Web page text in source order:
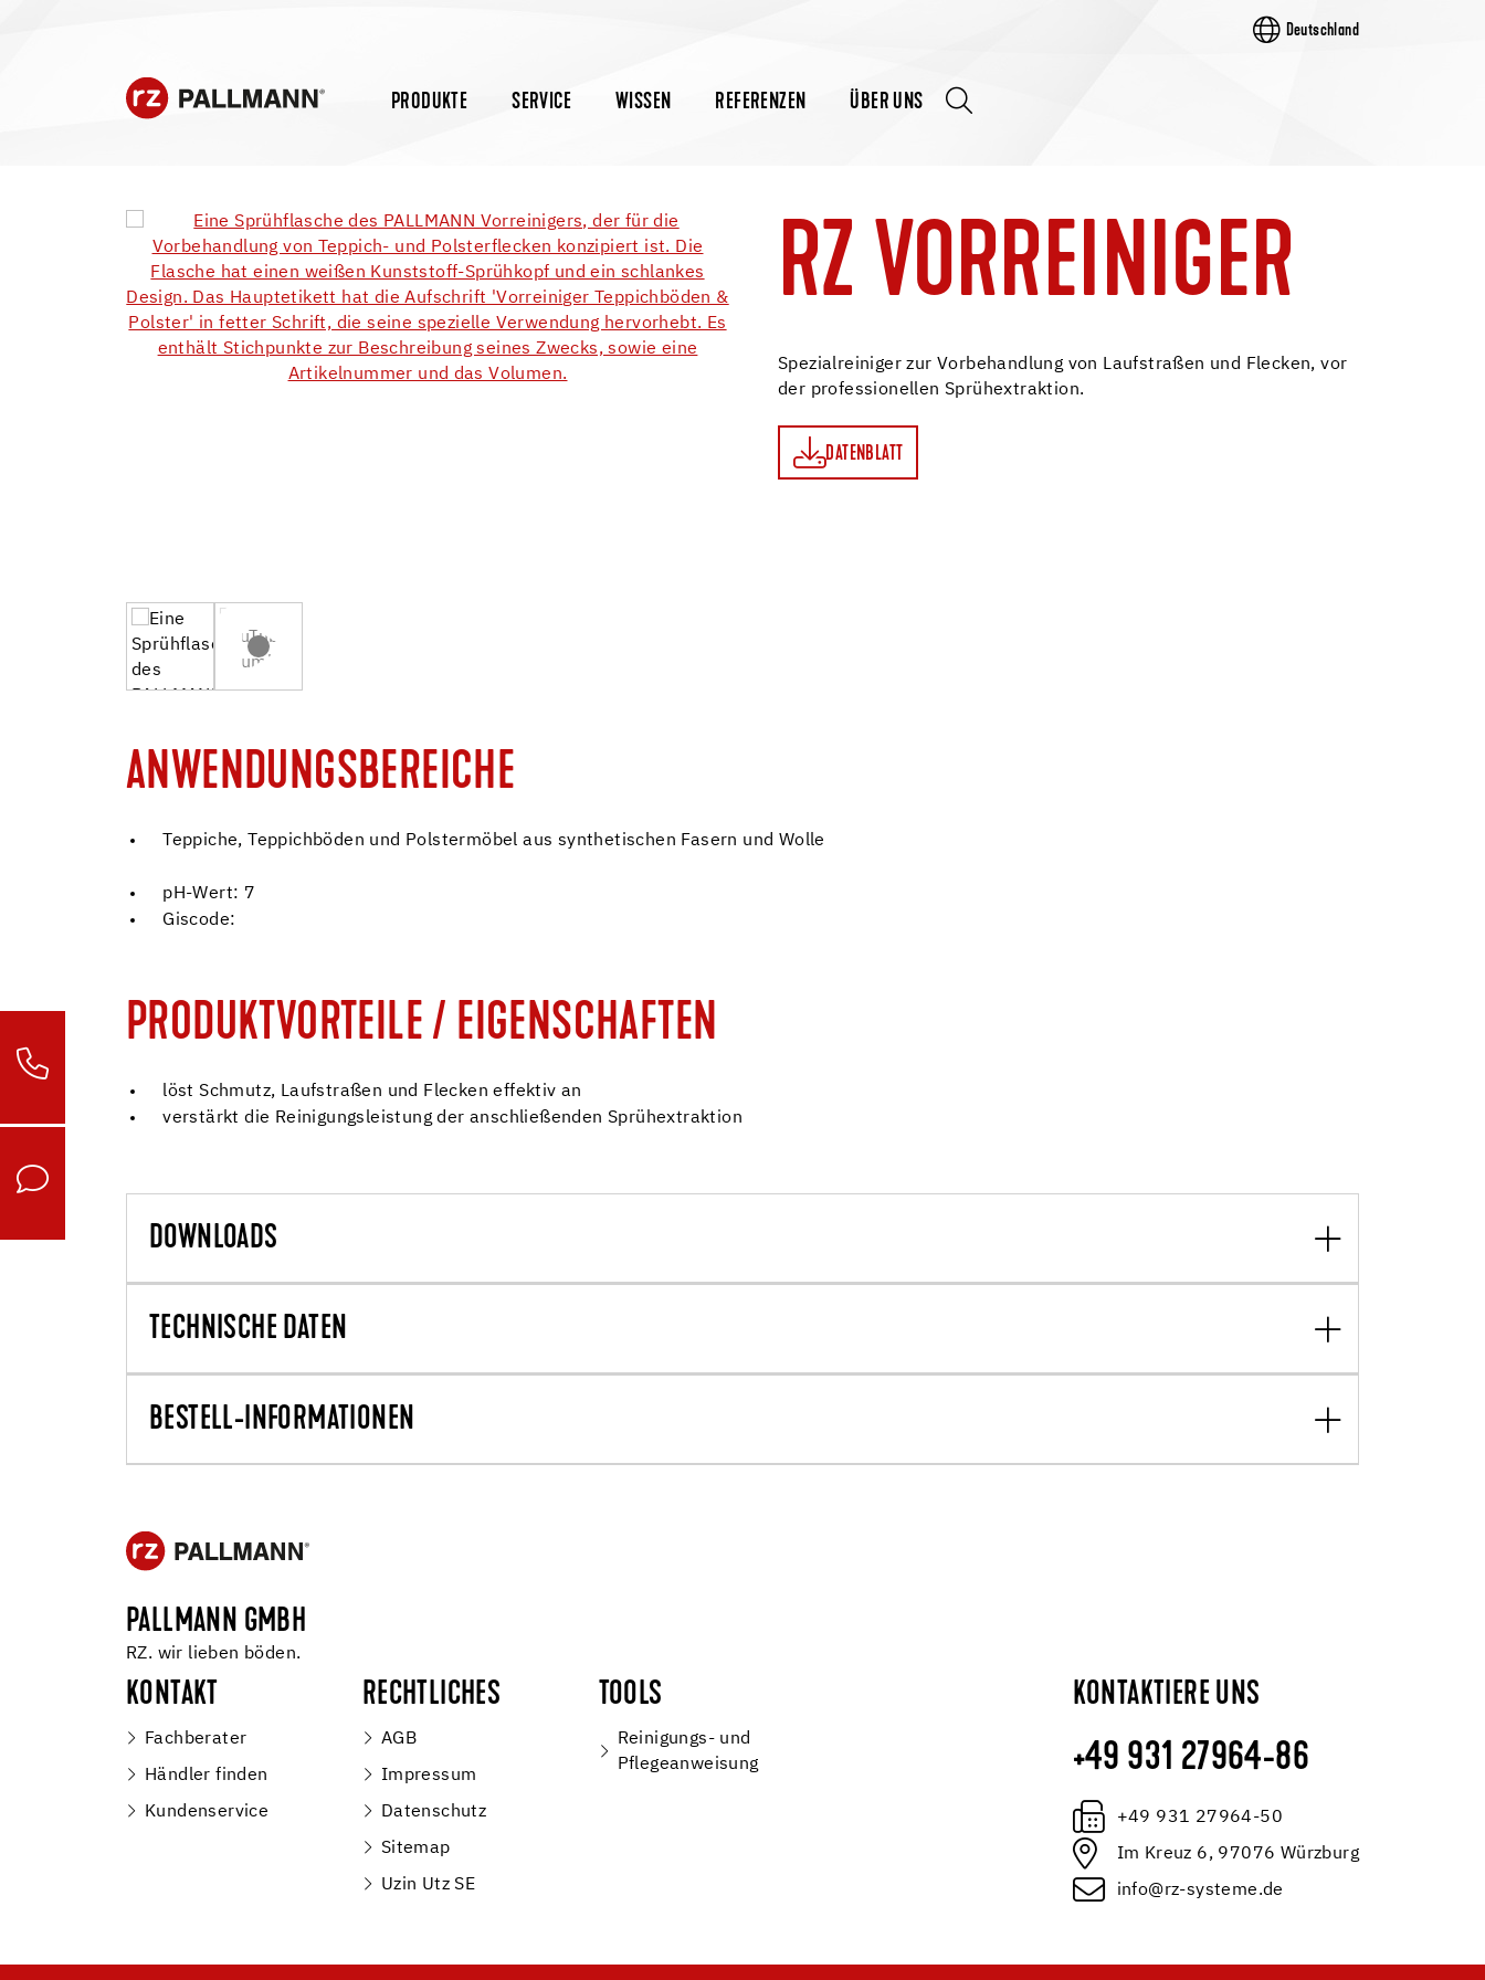
Deutschland
PRODUKTE SERVICE WISSEN REFERENZEN ÜBER UNS
RZ VORREINIGER
Spezialreiniger zur Vorbehandlung von Laufstraßen und Flecken, vor
der professionellen Sprühextraktion.
DATENBLATT
ANWENDUNGSBEREICHE
Teppiche, Teppichböden und Polstermöbel aus synthetischen Fasern und Wolle
pH-Wert: 7
Giscode:
PRODUKTVORTEILE / EIGENSCHAFTEN
löst Schmutz, Laufstraßen und Flecken effektiv an
verstärkt die Reinigungsleistung der anschließenden Sprühextraktion
DOWNLOADS
TECHNISCHE DATEN
BESTELL-INFORMATIONEN
PALLMANN GMBH
RZ. wir lieben böden.
KONTAKT
Fachberater
Händler finden
Kundenservice
RECHTLICHES
AGB
Impressum
Datenschutz
Sitemap
Uzin Utz SE
TOOLS
Reinigungs- und
Pflegeanweisung
KONTAKTIERE UNS
+49 931 27964-86
+49 931 27964-50
Im Kreuz 6, 97076 Würzburg
info@rz-systeme.de